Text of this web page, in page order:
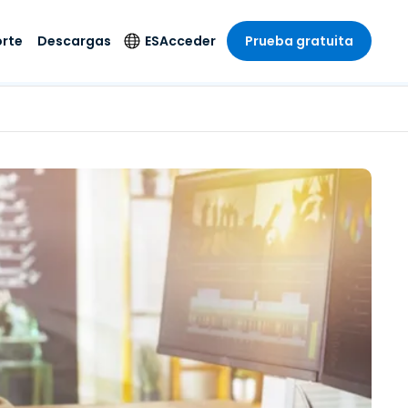
con
de
Antivirus
Detección y
respuesta de puntos
finales
Acceso y control de
Wi-Fi de Foxpass
Espacio de trabajo
seguro Zero Trust
Shield (Antiestafa)
menor
sector público
y Diseño
contabilidad
menor
sectores
Descargas ES
Deutsch
Nederlands
Português
简体中文
繁體中文
Acceder Prueba gratuita